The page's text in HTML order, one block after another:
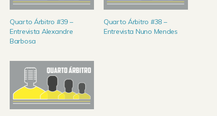
Quarto Árbitro #39 –
Entrevista Alexandre
Barbosa
Quarto Árbitro #38 –
Entrevista Nuno Mendes